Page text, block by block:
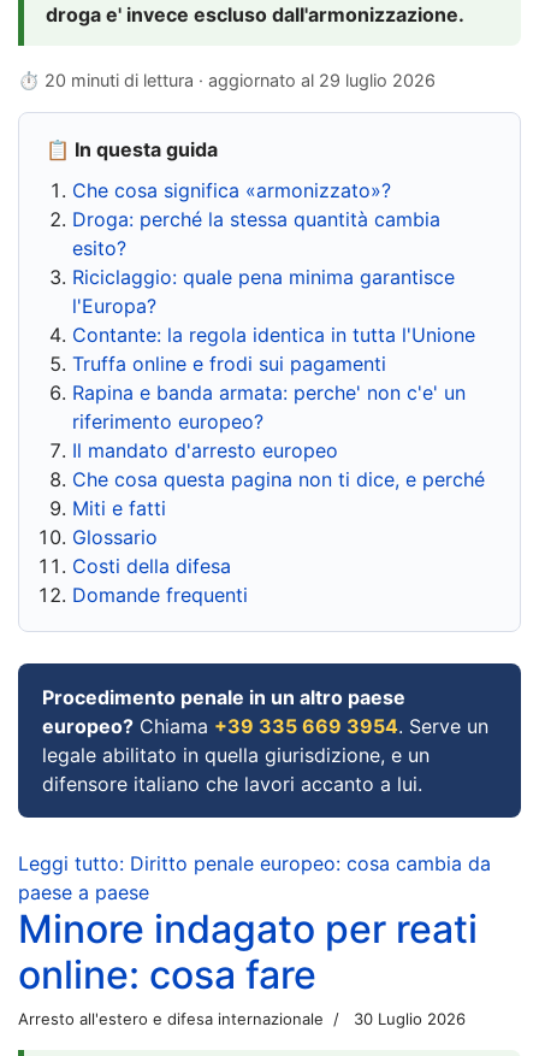
droga e' invece escluso dall'armonizzazione.
⏱ 20 minuti di lettura · aggiornato al 29 luglio 2026
📋 In questa guida
Che cosa significa «armonizzato»?
Droga: perché la stessa quantità cambia
esito?
Riciclaggio: quale pena minima garantisce
l'Europa?
Contante: la regola identica in tutta l'Unione
Truffa online e frodi sui pagamenti
Rapina e banda armata: perche' non c'e' un
riferimento europeo?
Il mandato d'arresto europeo
Che cosa questa pagina non ti dice, e perché
Miti e fatti
Glossario
Costi della difesa
Domande frequenti
Procedimento penale in un altro paese
europeo? Chiama +39 335 669 3954. Serve un
legale abilitato in quella giurisdizione, e un
difensore italiano che lavori accanto a lui.
Leggi tutto: Diritto penale europeo: cosa cambia da
paese a paese
Minore indagato per reati
online: cosa fare
Arresto all'estero e difesa internazionale 30 Luglio 2026